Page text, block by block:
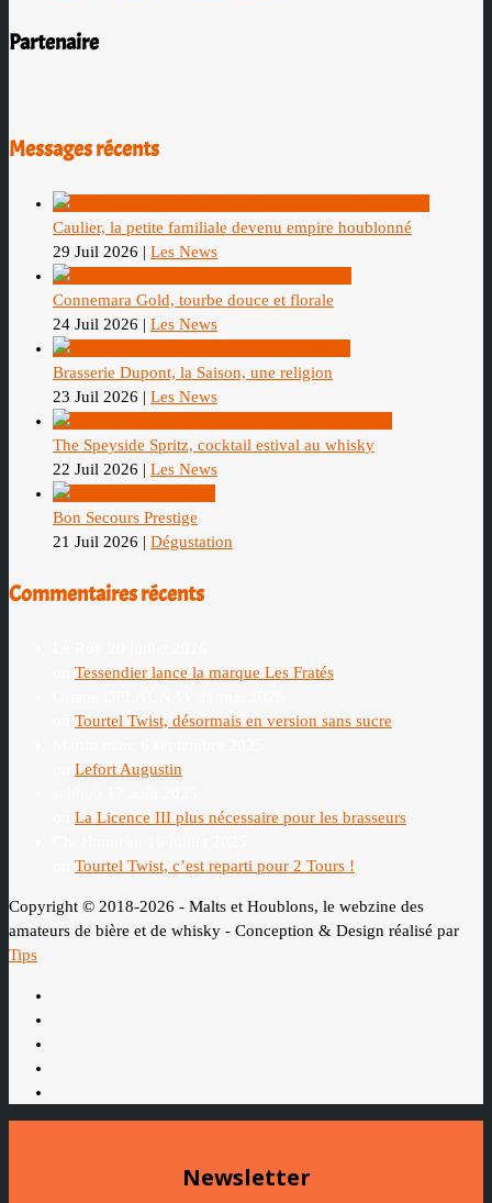
Partenaire
Messages récents
Caulier, la petite familiale devenu empire houblonné
29 Juil 2026 | Les News
Connemara Gold, tourbe douce et florale
24 Juil 2026 | Les News
Brasserie Dupont, la Saison, une religion
23 Juil 2026 | Les News
The Speyside Spritz, cocktail estival au whisky
22 Juil 2026 | Les News
Bon Secours Prestige
21 Juil 2026 | Dégustation
Commentaires récents
Tessendier lance la marque Les Fratés
Tourtel Twist, désormais en version sans sucre
Lefort Augustin
La Licence III plus nécessaire pour les brasseurs
Tourtel Twist, c’est reparti pour 2 Tours !
Copyright © 2018-2026 - Malts et Houblons, le webzine des
amateurs de bière et de whisky - Conception & Design réalisé par
Tips
Newsletter